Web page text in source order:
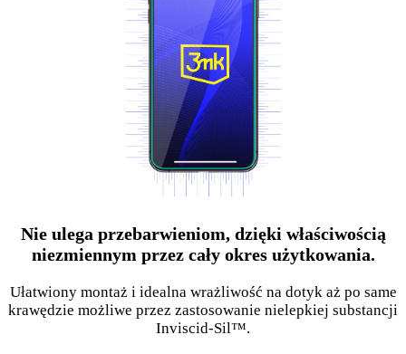
Nie ulega przebarwieniom, dzięki właściwością
niezmiennym przez cały okres użytkowania.
Ułatwiony montaż i idealna wrażliwość na dotyk aż po same
krawędzie możliwe przez zastosowanie nielepkiej substancji
Inviscid-Sil™.